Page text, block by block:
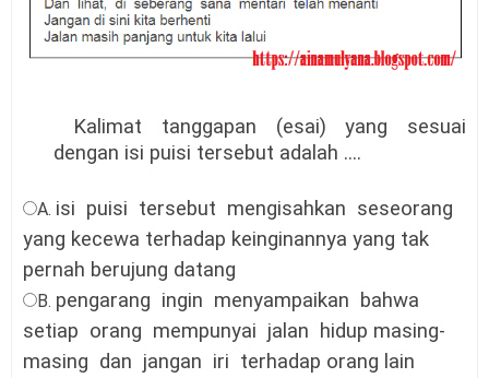
Kalimat tanggapan (esai) yang sesuai
dengan isi puisi tersebut adalah ....
A. isi puisi tersebut mengisahkan seseorang
yang kecewa terhadap keinginannya yang tak
pernah berujung datang
B. pengarang ingin menyampaikan bahwa
setiap orang mempunyai jalan hidup masing-
masing dan jangan iri terhadap orang lain